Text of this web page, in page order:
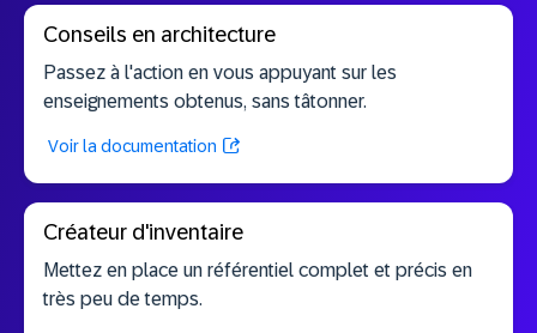
Conseils en architecture
Passez à l'action en vous appuyant sur les
enseignements obtenus, sans tâtonner.
Voir la documentation
Créateur d'inventaire
Mettez en place un référentiel complet et précis en
très peu de temps.